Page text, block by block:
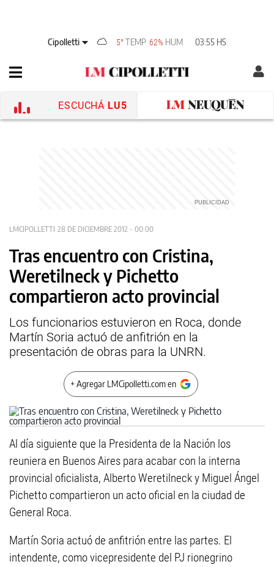
Cipolletti 5°TEMP 62% HUM 03:55 HS
ESCUCHÁ LU5
LMCIPOLLETTI 28 DE DICIEMBRE 2012 - 00:00
Tras encuentro con Cristina,
Weretilneck y Pichetto
compartieron acto provincial
Los funcionarios estuvieron en Roca, donde
Martín Soria actuó de anfitrión en la
presentación de obras para la UNRN.
+ Agregar LMCipolletti.com en
Al día siguiente que la Presidenta de la Nación los
reuniera en Buenos Aires para acabar con la interna
provincial oficialista, Alberto Weretilneck y Miguel Ángel
Pichetto compartieron un acto oficial en la ciudad de
General Roca.
Martín Soria actuó de anfitrión entre las partes. El
intendente, como vicepresidente del PJ rionegrino